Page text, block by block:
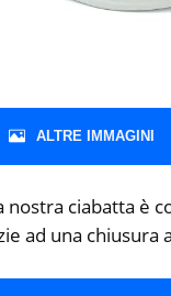
ALTRE IMMAGINI
nostra ciabatta è
ad una chiusura